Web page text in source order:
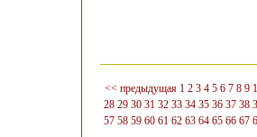
<< предыдущая 1 2 3 4 5 6 7 8 9
28 29 30 31 32 33 34 35 36 37 38
57 58 59 60 61 62 63 64 65 66 67